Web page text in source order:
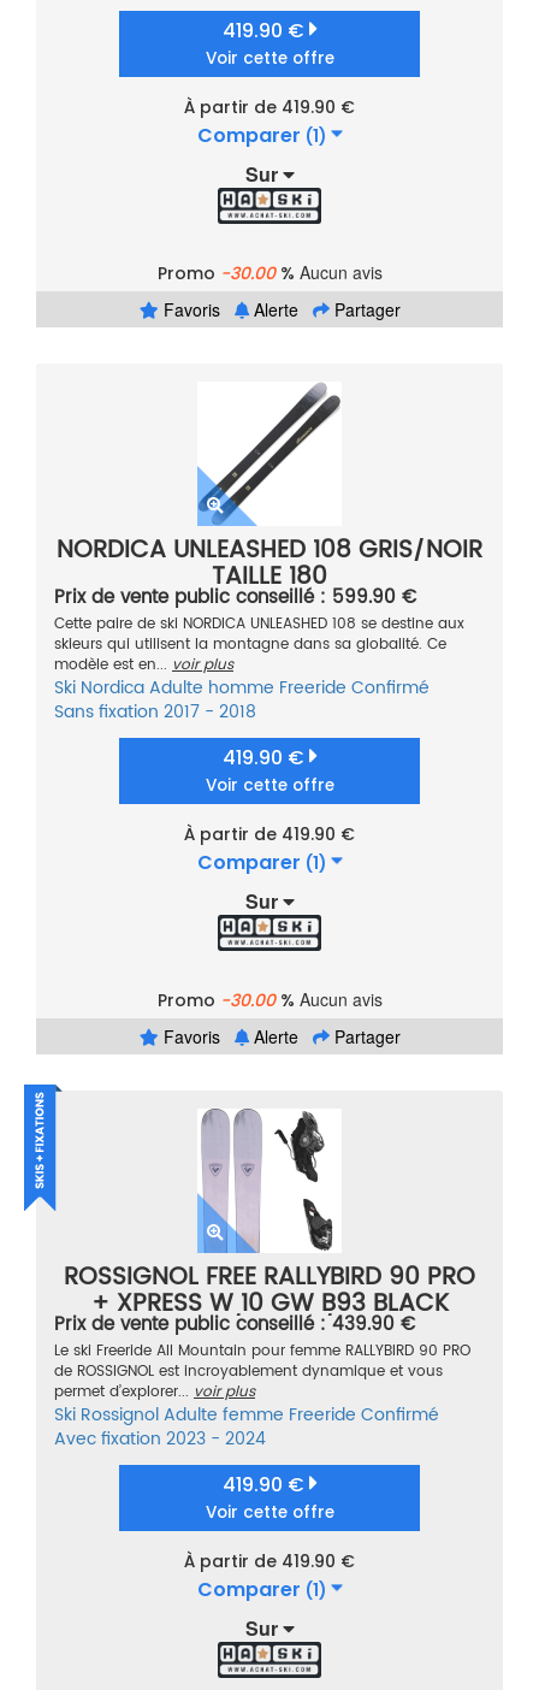
419.90 €
Voir cette offre
À partir de 419.90 €
Comparer (1)
Sur
Promo -30.00% Aucun avis
Favoris
Alerte Partager
NORDICA UNLEASHED 108 GRIS/NOIR
TAILLE 180
Prix de vente public conseillé : 599.90 €
Cette paire de ski NORDICA UNLEASHED 108 se destine aux
skieurs qui utilisent la montagne dans sa globalité. Ce
modèle est en... voir plus
Ski NordicaAdulte homme Freeride Confirmé
Sans fixation 2017 - 2018
419.90 €
Voir cette offre
À partir de 419.90 €
Comparer (1)
Sur
Promo -30.00% Aucun avis
Favoris
Alerte Partager
ROSSIGNOL FREE RALLYBIRD 90 PRO
+ XPRESS W 10 GW B93 BLACK
SPARKLE GRIS/VIOLET/ROSE TAILLE
140
Prix de vente public conseillé : 439.90 €
Le ski Freeride All Mountain pour femme RALLYBIRD 90 PRO
de ROSSIGNOL est incroyablement dynamique et vous
permet d’explorer... voir plus
Ski RossignolAdulte femme Freeride Confirmé
Avec fixation 2023 - 2024
419.90 €
Voir cette offre
À partir de 419.90 €
Comparer (1)
Sur